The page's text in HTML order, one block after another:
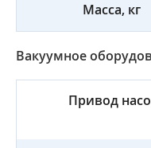
Масса, кг
Вакуумное
Привод